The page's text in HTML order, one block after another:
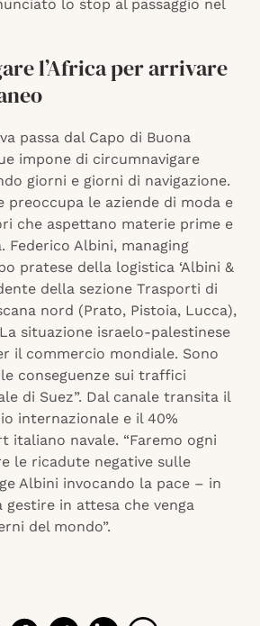
lo stop al passaggio nel
l’Africa per arrivare
passa dal Capo di Buona
impone di circumnavigare
giorni e giorni di navigazione.
preoccupa le aziende di moda e
che aspettano materie prime e
Federico Albini, managing
pratese della logistica ‘Albini &
della sezione Trasporti di
nord (Prato, Pistoia, Lucca),
situazione israelo-palestinese
il commercio mondiale. Sono
conseguenze sui traffici
di Suez”. Dal canale transita il
internazionale e il 40%
italiano navale. “Faremo ogni
le ricadute negative sulle
Albini invocando la pace – in
gestire in attesa che venga
del mondo”.